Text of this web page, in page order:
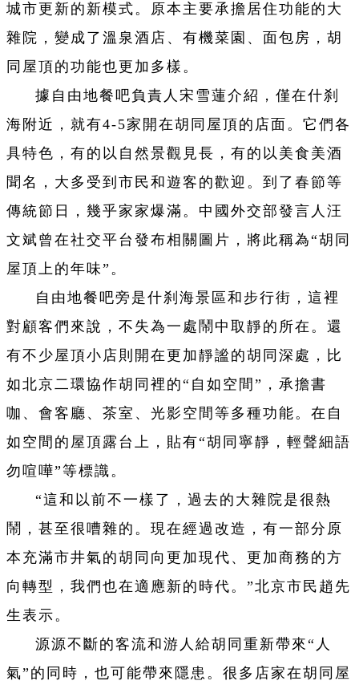
城市更新的新模式。原本主要承擔居住功能的大
雜院，變成了溫泉酒店、有機菜園、面包房，胡
同屋頂的功能也更加多樣。
據自由地餐吧負責人宋雪蓮介紹，僅在什刹
海附近，就有4-5家開在胡同屋頂的店面。它們各
具特色，有的以自然景觀見長，有的以美食美酒
聞名，大多受到市民和遊客的歡迎。到了春節等
傳統節日，幾乎家家爆滿。中國外交部發言人汪
文斌曾在社交平台發布相關圖片，將此稱為“胡同
屋頂上的年味”。
自由地餐吧旁是什刹海景區和步行街，這裡
對顧客們來說，不失為一處鬧中取靜的所在。還
有不少屋頂小店則開在更加靜謐的胡同深處，比
如北京二環協作胡同裡的“自如空間”，承擔書
咖、會客廳、茶室、光影空間等多種功能。在自
如空間的屋頂露台上，貼有“胡同寧靜，輕聲細語
勿喧嘩”等標識。
“這和以前不一樣了，過去的大雜院是很熱
鬧，甚至很嘈雜的。現在經過改造，有一部分原
本充滿市井氣的胡同向更加現代、更加商務的方
向轉型，我們也在適應新的時代。”北京市民趙先
生表示。
源源不斷的客流和游人給胡同重新帶來“人
氣”的同時，也可能帶來隱患。很多店家在胡同屋